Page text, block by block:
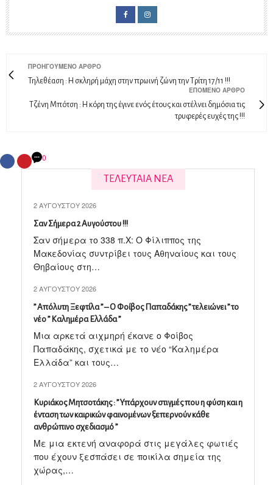
ΠΡΟΗΓΟΎΜΕΝΟ ΆΡΘΡΟ
Τηλεθέαση : Η σκληρή μάχη στην πρωινή ζώνη την Τρίτη 17/11 !!!
ΕΠΌΜΕΝΟ ΆΡΘΡΟ
Τζένη Μπότση : Η κόρη της έγινε ενός έτους και στέλνει δημόσια τις
τρυφερές ευχές της !!!
0
ΤΕΛΕΥΤΑΙΑ ΝΕΑ
2 ΑΥΓΟΎΣΤΟΥ 2026
Σαν Σήμερα 2 Αυγούστου !!!
Σαν σήμερα το 338 π.X: Ο Φίλιππος της
Μακεδονίας συντρίβει τους Αθηναίους και τους
Θηβαίους στη…
2 ΑΥΓΟΎΣΤΟΥ 2026
” Απόλυτη Ξεφτίλα ” – Ο Φοίβος Παπαδάκης ” τελειώνει ” το
νέο ” Καλημέρα Ελλάδα ”
Μια αρκετά αιχμηρή έκανε ο Φοίβος
Παπαδάκης, σχετικά με το νέο “Καλημέρα
Ελλάδα” και τους…
2 ΑΥΓΟΎΣΤΟΥ 2026
Κυριάκος Μητσοτάκης : ” Υπάρχουν στιγμές που η φύση και η
ένταση των καιρικών φαινομένων ξεπερνούν κάθε
ανθρώπινο σχεδιασμό ”
Με μια εκτενή αναφορά στις μεγάλες φωτιές
που έχουν ξεσπάσει σε ποικίλα σημεία της
χώρας,…